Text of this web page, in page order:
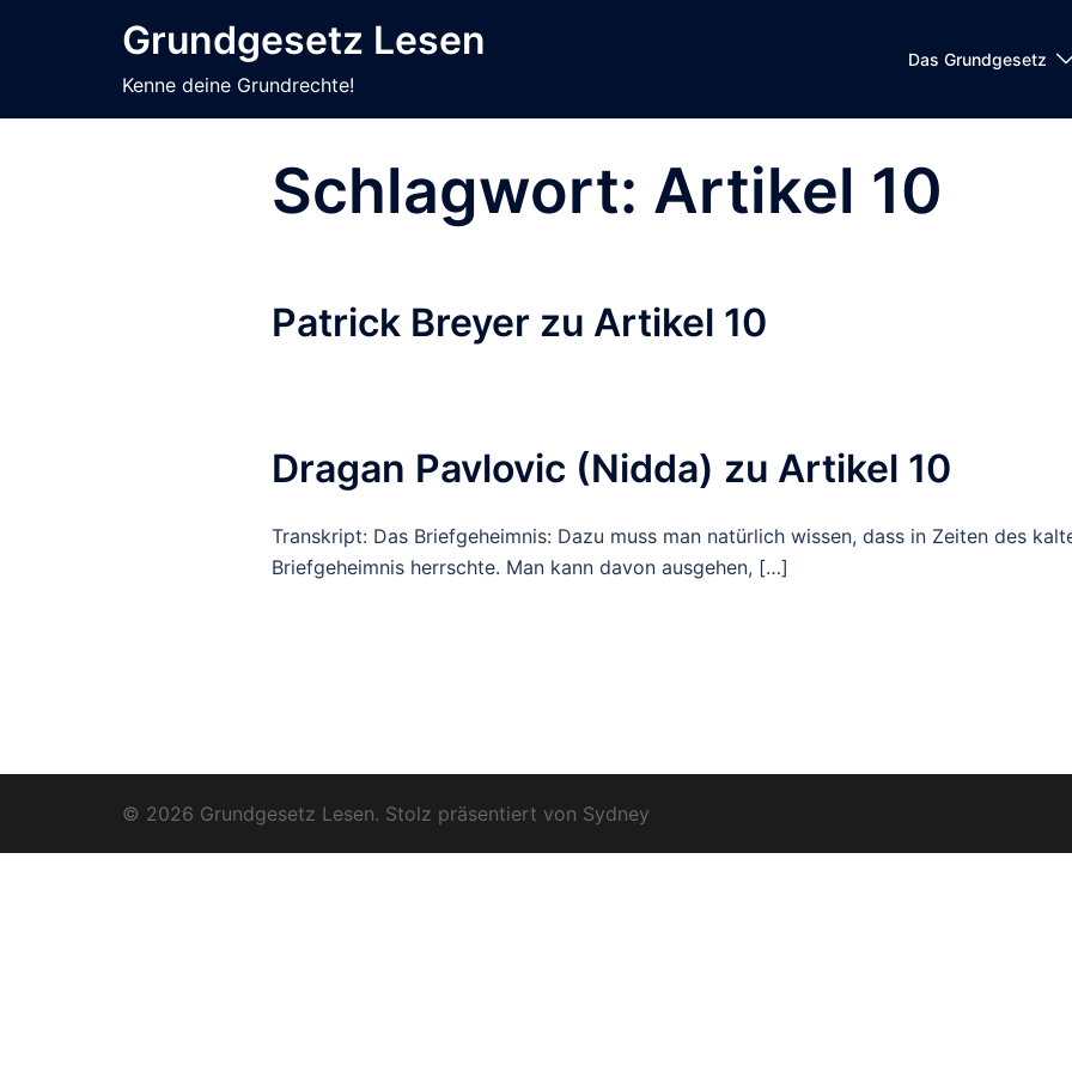
Grundgesetz Lesen
Kenne deine Grundrechte!
Das Grundgesetz
Schlagwort: Artikel 10
Patrick Breyer zu Artikel 10
Dragan Pavlovic (Nidda) zu Artikel 10
Transkript: Das Briefgeheimnis: Dazu muss man natürlich wissen, dass in Zeiten des
Briefgeheimnis herrschte. Man kann davon ausgehen, […]
© 2026 Grundgesetz Lesen. Stolz präsentiert von Sydney